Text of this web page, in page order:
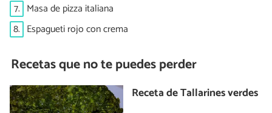
7. Masa de pizza italiana
8. Espagueti rojo con crema
Recetas que no te puedes perder
Receta de Tallarines verdes